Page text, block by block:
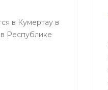
в Кумертау в
Республике